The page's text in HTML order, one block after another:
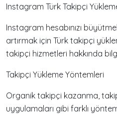
Instagram Türk Takipçi
Instagram hesabınızı
artırmak için Türk takipçi
takipçi hizmetleri hakkında
Takipçi Yükleme Yöntemleri
Organik takipçi kazanma,
uygulamaları gibi farklı